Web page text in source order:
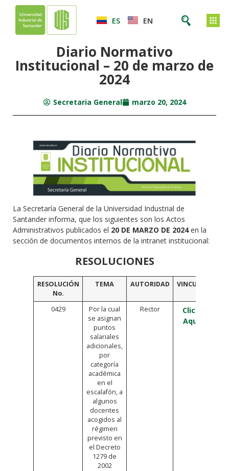
ES EN
Diario Normativo
Institucional – 20 de marzo de
2024
Secretaria General marzo 20, 2024
La Secretaría General de la Universidad Industrial de
Santander informa, que los siguientes son los Actos
Administrativos publicados el 20 DE MARZO DE 2024en la
sección de documentos internos de la intranet institucional:
RESOLUCIONES
RESOLUCIÓN
No.
TEMA AUTORIDAD VINCULO
0429
Por la cual
se asignan
puntos
salariales
adicionales,
por
categoría
académica
en el
escalafón, a
algunos
docentes
acogidos al
régimen
previsto en
el Decreto
1279 de
2002
Rector
Click
Aquí